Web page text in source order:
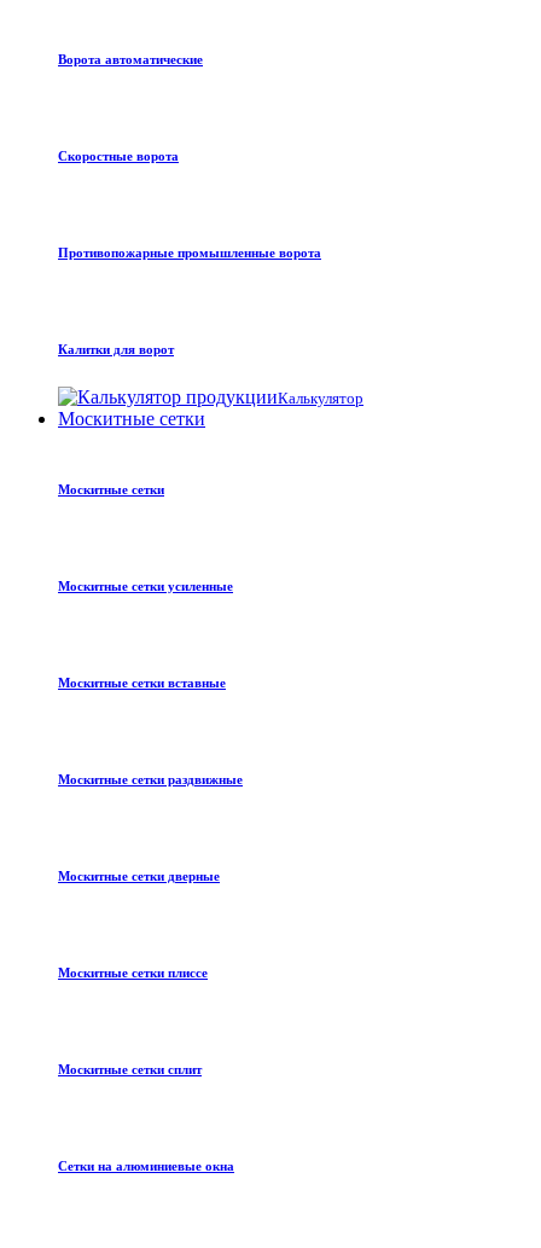
Ворота автоматические
Скоростные ворота
Противопожарные промышленные ворота
Калитки для ворот
Калькулятор
Москитные сетки
Москитные сетки
Москитные сетки усиленные
Москитные сетки вставные
Москитные сетки раздвижные
Москитные сетки дверные
Москитные сетки плиссе
Москитные сетки сплит
Сетки на алюминиевые окна